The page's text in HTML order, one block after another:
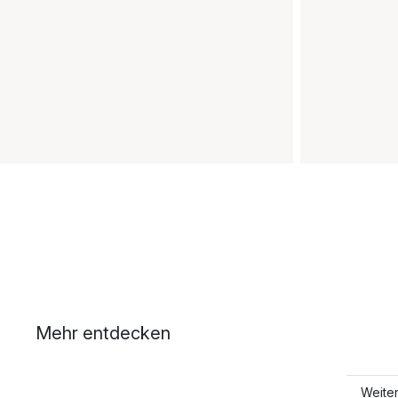
Mehr entdecken